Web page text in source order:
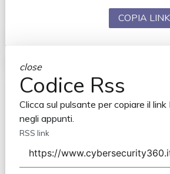
COPIA LINK
close
Codice Rss
Clicca sul pulsante per copiare il link
negli appunti.
RSS link